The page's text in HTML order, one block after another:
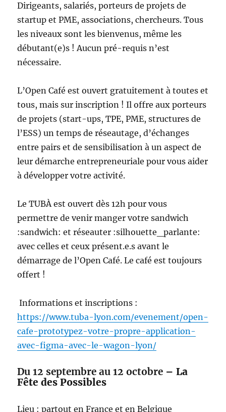
Dirigeants, salariés, porteurs de projets de
startup et PME, associations, chercheurs. Tous
les niveaux sont les bienvenus, même les
débutant(e)s ! Aucun pré-requis n’est
nécessaire.
L’Open Café est ouvert gratuitement à toutes et
tous, mais sur inscription ! Il offre aux porteurs
de projets (start-ups, TPE, PME, structures de
l’ESS) un temps de réseautage, d’échanges
entre pairs et de sensibilisation à un aspect de
leur démarche entrepreneuriale pour vous aider
à développer votre activité.
Le TUBÀ est ouvert dès 12h pour vous
permettre de venir manger votre sandwich
:sandwich: et réseauter :silhouette_parlante:
avec celles et ceux présent.e.s avant le
démarrage de l’Open Café. Le café est toujours
offert !
Informations et inscriptions :
https://www.tuba-lyon.com/evenement/open-
cafe-prototypez-votre-propre-application-
avec-figma-avec-le-wagon-lyon/
Du 12 septembre au 12 octobre – La
Fête des Possibles
Lieu : partout en France et en Belgique